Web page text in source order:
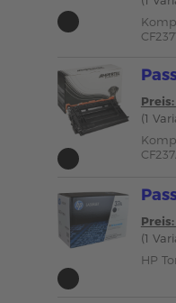
(1
(1
HP